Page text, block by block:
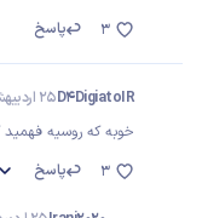
پاسخ
3
D4DigiatoIR25 اردیبهشت 1405
خوبه که روسیه فهمید
پاسخ
3